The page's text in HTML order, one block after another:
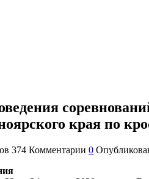
края по
374 Комментарии 0